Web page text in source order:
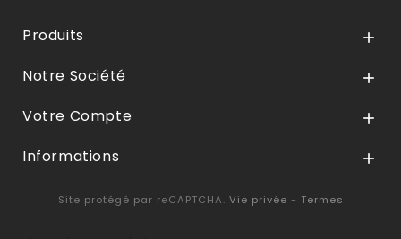
Produits 
Notre Société 
Votre Compte 
Informations 
Site protégé par reCAPTCHA. Vie privée - Termes